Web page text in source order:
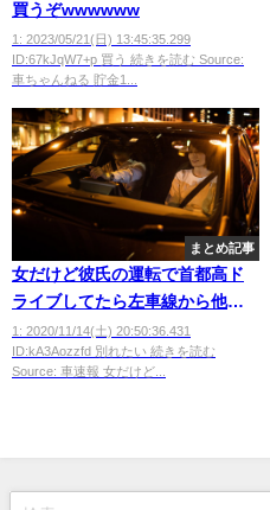
買うぞwwwwww
1: 2023/05/21(日) 13:45:35.299
ID:67kJqW7+p 買う 続きを読む Source:
車ちゃんねる 貯金1...
まとめ記事
女だけど彼氏の運転で首都高ド
ライブしてたら左車線から他の
車にバンバン追い越されてたｗ
ｗｗ
1: 2020/11/14(土) 20:50:36.431
ID:kA3Aozzfd 別れたい 続きを読む
Source: 車速報 女だけど...